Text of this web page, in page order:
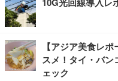
【アジア美食レ
スメ！タイ・バ
ェック